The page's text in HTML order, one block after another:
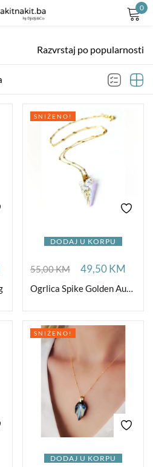
0
Razvrstaj po popularnosti
DODAJ U KORPU
SNIŽENO!
55,00KM 49,50KM
Ogrlica Spike Golden Aurora Ag
DODAJ U KORPU
SNIŽENO!
Lost password?
AN ACCOUNT